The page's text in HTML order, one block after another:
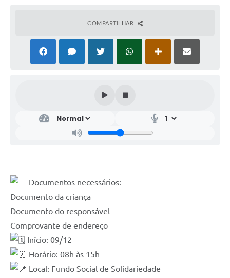
COMPARTILHAR
Documentos necessários:
Documento da criança
Documento do responsável
Comprovante de endereço
Início: 09/12
Horário: 08h às 15h
Local: Fundo Social de Solidariedade